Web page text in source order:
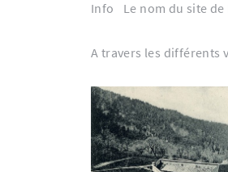
Info
Le nom du site
A travers les différents